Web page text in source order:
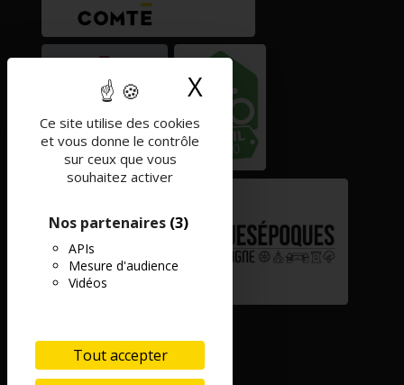
Ce site utilise des cookies
et vous donne le contrôle
sur ceux que vous
souhaitez activer
Nos partenaires (3)
APIs
Mesure d'audience
Vidéos
Tout accepter
X Masquer le